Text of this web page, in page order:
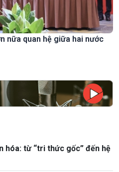
nữa quan hệ giữa hai nước
hóa: từ “tri thức gốc” đến hệ